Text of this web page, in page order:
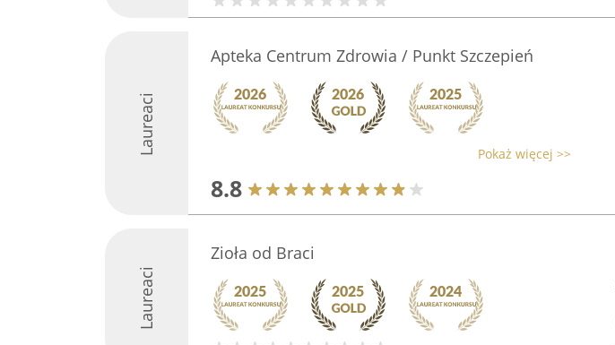
Laureaci
Apteka Centrum Zdrowia / Punkt Szczepień
Pokaż więcej >>
8.8
Laureaci
Zioła od Braci